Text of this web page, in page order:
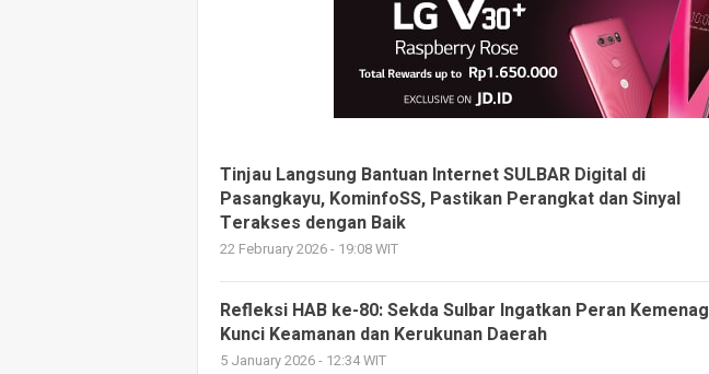
Tinjau Langsung Bantuan Internet SULBAR Digital di
Pasangkayu, KominfoSS, Pastikan Perangkat dan Sinyal
Terakses dengan Baik
22 February 2026 - 19:08 WIT
Refleksi HAB ke-80: Sekda Sulbar Ingatkan Peran Kemenag
Kunci Keamanan dan Kerukunan Daerah
5 January 2026 - 12:34 WIT